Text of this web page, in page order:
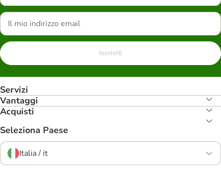
Iscriviti
Servizi
Vantaggi
Acquisti
Seleziona Paese
Italia / it